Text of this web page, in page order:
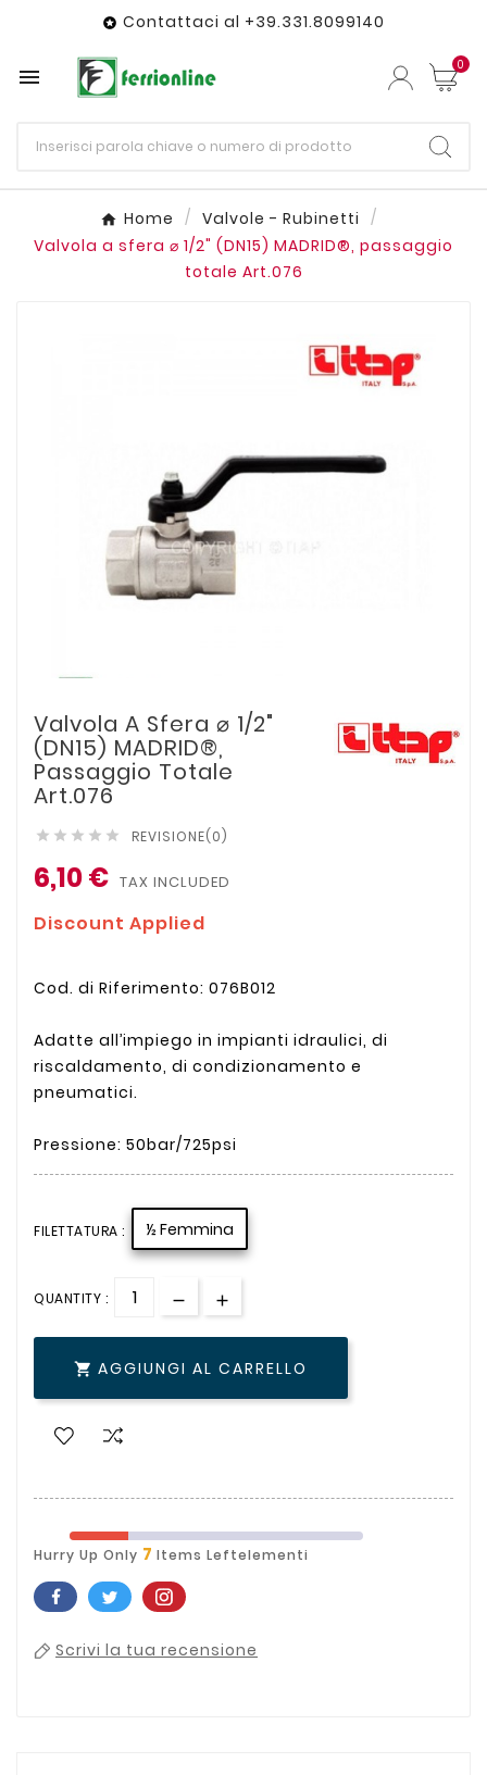
 Contattaci al +39.331.8099140
 0
Home
Valvole - Rubinetti
Valvola a sfera ⌀ 1/2" (DN15) MADRID®, passaggio
totale Art.076
Valvola A Sfera ⌀ 1/2"
(DN15) MADRID®,
Passaggio Totale
Art.076
     REVISIONE(0)
6,10 € TAX INCLUDED
Discount Applied
Cod. di Riferimento: 076B012
Adatte all’impiego in impianti idraulici, di
riscaldamento, di condizionamento e
pneumatici.
Pressione: 50bar/725psi
FILETTATURA : ½ Femmina
QUANTITY :
 AGGIUNGI AL CARRELLO
Hurry Up Only 7 Items Leftelementi
Scrivi la tua recensione